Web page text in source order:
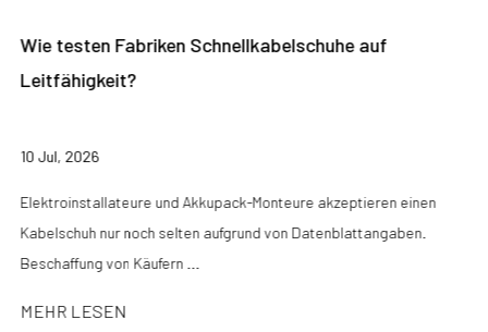
Wie testen Fabriken Schnellkabelschuhe auf
Leitfähigkeit?
10 Jul, 2026
Elektroinstallateure und Akkupack-Monteure akzeptieren einen
Kabelschuh nur noch selten aufgrund von Datenblattangaben.
Beschaffung von Käufern ...
MEHR LESEN